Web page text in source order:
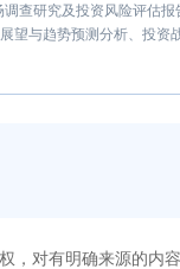
查研究及投资风险评估
望与趋势预测分析、投资
，对有明确来源的内